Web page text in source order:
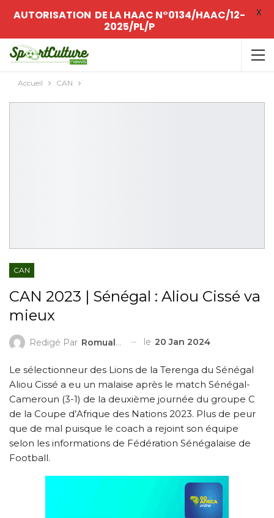
Accueil CAN
CAN
CAN 2023 | Sénégal : Aliou Cissé va
mieux
Redigé Par Romuald HEDEDJI le 20 Jan 2024
Le sélectionneur des Lions de la Terenga du Sénégal
Aliou Cissé a eu un malaise après le match Sénégal-
Cameroun (3-1) de la deuxième journée du groupe C
de la Coupe d’Afrique des Nations 2023. Plus de peur
que de mal puisque le coach a rejoint son équipe
selon les informations de Fédération Sénégalaise de
Football.
AUTORISATION DE LA HAAC N°0134/HAAC/12-
2025/PL/P
X